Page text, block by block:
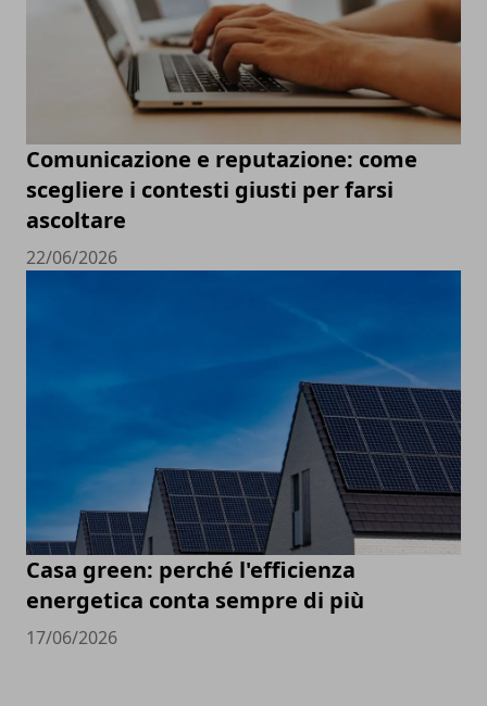
Comunicazione e reputazione: come
scegliere i contesti giusti per farsi
ascoltare
22/06/2026
Casa green: perché l'efficienza
energetica conta sempre di più
17/06/2026